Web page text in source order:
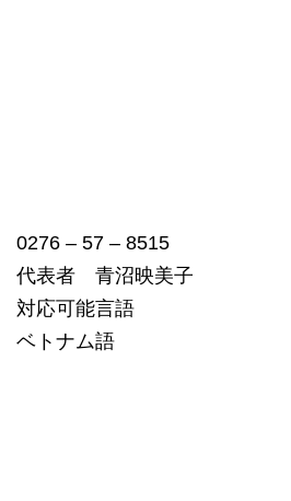
0276 – 57 – 8515
代表者 青沼映美子
対応可能言語
ベトナム語